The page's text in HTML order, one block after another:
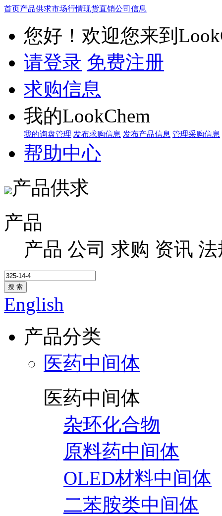
首页产品供求市场行情现货直销公司信息
您好！欢迎您来到
请登录 免费注册
求购信息
我的LookChem
我的询盘管理 发布求购信息 发布产品信息 管理采购信息
帮助中心
产品供求
产品
产品 公司 求购 资讯 法
搜 索
English
产品分类
医药中间体
医药中间体
杂环化合物
原料药中间体
OLED材料中间体
二苯胺类中间体